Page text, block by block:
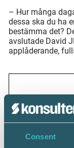
Consent
– Hur många
dessa ska du ha
bestämma det?
avslutade David
applåderande,
Läs mer: